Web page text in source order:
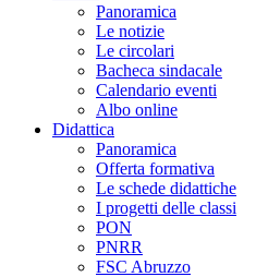
Panoramica
Le notizie
Le circolari
Bacheca sindacale
Calendario eventi
Albo online
Didattica
Panoramica
Offerta formativa
Le schede didattiche
I progetti delle classi
PON
PNRR
FSC Abruzzo